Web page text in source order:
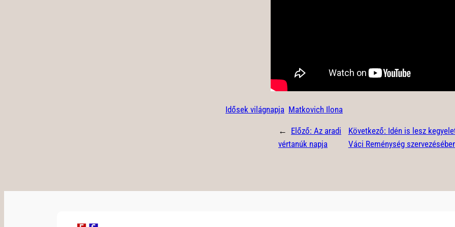
Idősek világnapja Matkovich Ilona
← Előző: Az aradi
vértanúk napja
Következő: Idén is lesz
Váci Reménység